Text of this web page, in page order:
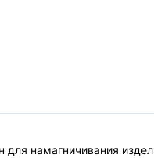
для намагничивания